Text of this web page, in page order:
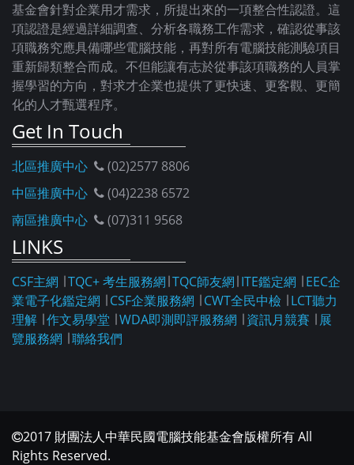
基金會針對企業用才需求，所提出來的一項整合性認證。這
項認證是經過詳細調查、分析各職務工作需求，確認從事該
項職務究應具備哪些電腦技能，再對所有電腦技能測驗項目
重新歸類整合而成。不但能讓有志於從事該項職務的人員掌
握學習的方向，對求才企業也提供了更快速、更客觀、更簡
化的人才甄選程序。
Get In Touch
北區推廣中心
(02)2577 8806
中區推廣中心
(04)2238 6572
南區推廣中心
(07)311 9568
LINKS
CSF主網 ∣TQC+ 考生服務網∣TQC師友網∣ITE鑑定網 ∣EEC企
業電子化鑑定網 ∣CSF企業服務網 ∣CWT全民中檢 ∣LCT聽力
理解 ∣作文易學堂 ∣WDA即測即評服務網 ∣資訊月競賽 ∣ 展
覽服務網 ∣聯絡我們
2017 財團法人中華民國電腦技能基金會版權所有 All
Rights Reserved.